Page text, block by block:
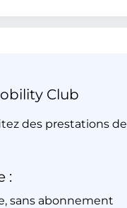
Club
des prestations de
:
sans abonnement